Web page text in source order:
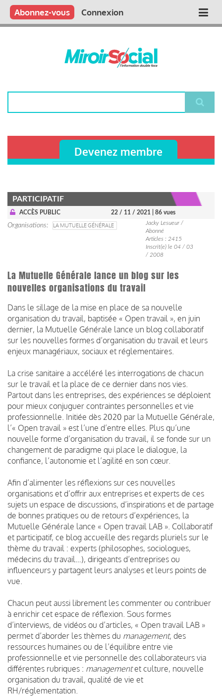
Aller
contenu
Main
Qui sommes nous ?
Vous publiez
Nous publions
Contactez-nous
Abonnez-vous Connexion
Devenez membre
PARTICIPATIF
ACCÈS PUBLIC 22 / 11 / 2021 | 86 vues
Organisations LA MUTUELLE GÉNÉRALE
Jacky Lesueur /
Abonné
Articles : 2415
Inscrit(e) le 04 / 03
/ 2008
La Mutuelle Générale lance un blog sur les
nouvelles organisations du travail
Dans le sillage de la mise en place de sa nouvelle
organisation du travail, baptisée « Open travail », en juin
dernier, la Mutuelle Générale lance un blog collaboratif
sur les nouvelles formes d’organisation du travail et leurs
enjeux managériaux, sociaux et réglementaires.
La crise sanitaire a accéléré les interrogations de chacun
sur le travail et la place de ce dernier dans nos vies.
Partout dans les entreprises, des expériences se déploient
pour mieux conjuguer contraintes personnelles et vie
professionnelle. Initiée dès 2020 par la Mutuelle Générale,
l’« Open travail » est l’une d’entre elles. Plus qu’une
nouvelle forme d’organisation du travail, il se fonde sur un
changement de paradigme qui place le dialogue, la
confiance, l’autonomie et l’agilité en son cœur.
Afin d’alimenter les réflexions sur ces nouvelles
organisations et d’offrir aux entreprises et experts de ces
sujets un espace de discussions, d’inspirations et de partage
de bonnes pratiques ou de retours d’expériences, la
Mutuelle Générale lance « Open travail LAB ». Collaboratif
et participatif, ce blog accueille des regards pluriels sur le
thème du travail : experts (philosophes, sociologues,
médecins du travail…), dirigeants d’entreprises ou
influenceurs y partagent leurs analyses et leurs points de
vue.
Chacun peut aussi librement les commenter ou contribuer
à enrichir cet espace de réflexion. Sous formes
d’interviews, de vidéos ou d’articles, « Open travail LAB »
permet d’aborder les thèmes du management, des
ressources humaines ou de l’équilibre entre vie
professionnelle et vie personnelle des collaborateurs via
différentes rubriques : managementet culture, nouvelle
organisation du travail, qualité de vie et
RH/réglementation.